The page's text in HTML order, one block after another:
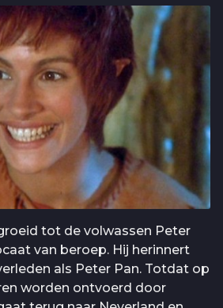
tot de volwassen Peter
van beroep. Hij herinnert
als Peter Pan. Totdat op
worden ontvoerd door